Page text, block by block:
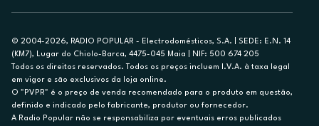
© 2004-2026, RADIO POPULAR - Electrodomésticos, S.A. | SEDE: E.N. 14
(KM7), Lugar do Chiolo-Barca, 4475-045 Maia | NIF: 500 674 205
Todos os direitos reservados. Todos os preços incluem I.V.A. à taxa legal
em vigor e são exclusivos da loja online.
O "PVPR" é o preço de venda recomendado para o produto em questão,
definido e indicado pelo fabricante, produtor ou fornecedor.
A Radio Popular não se responsabiliza por eventuais erros publicados